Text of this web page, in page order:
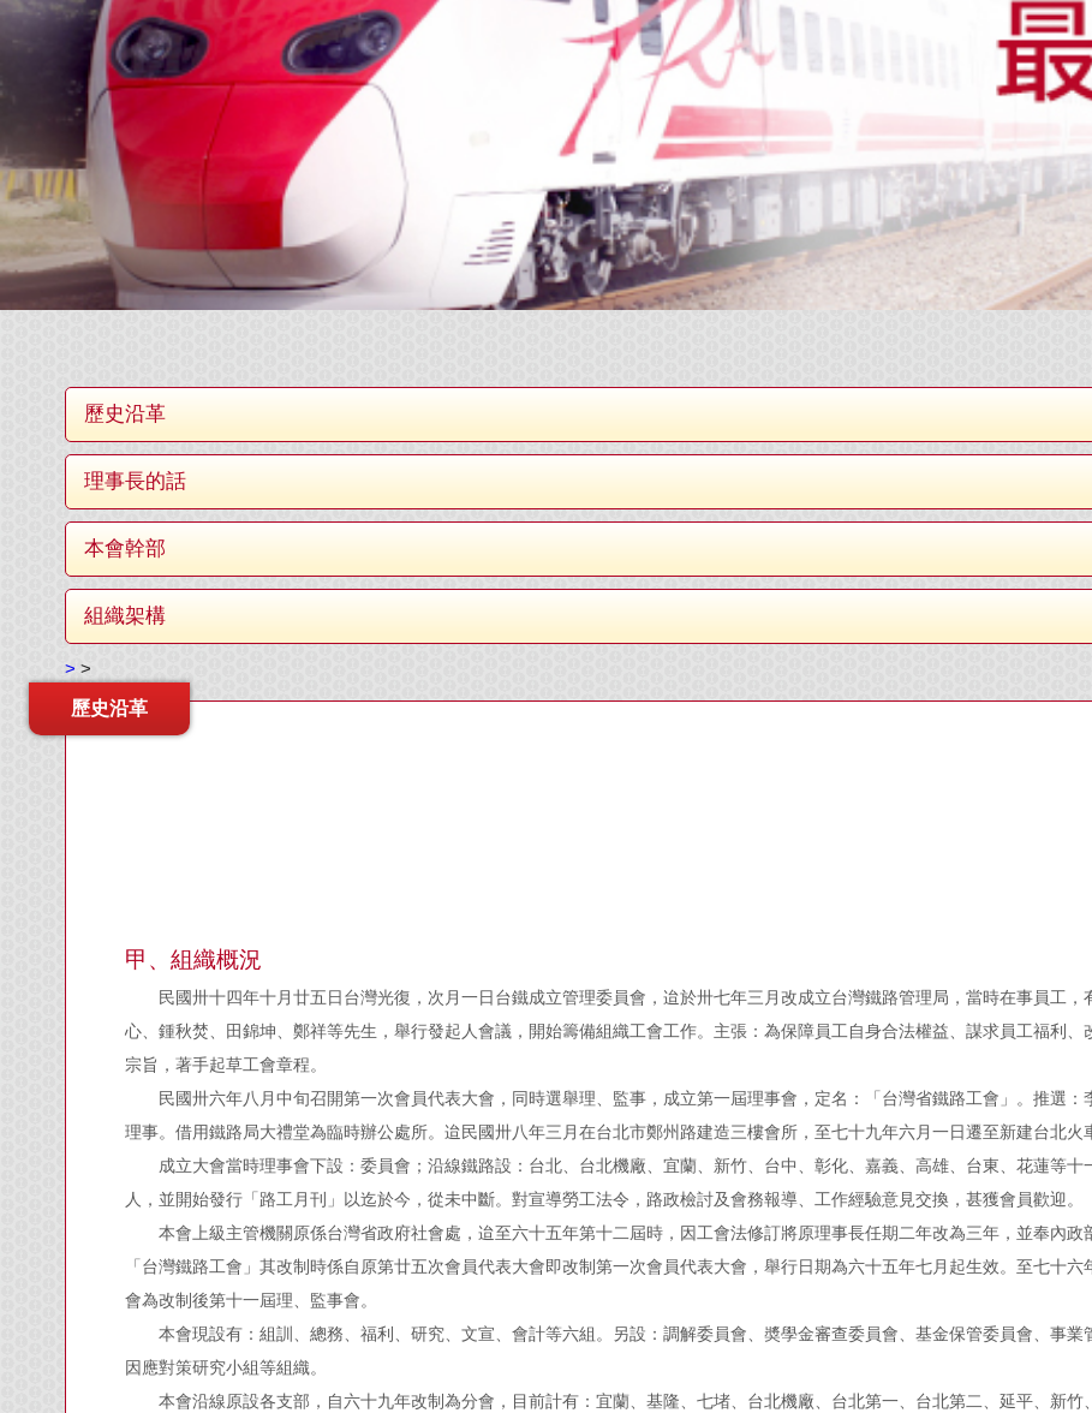
歷史沿革
理事長的話
本會幹部
組織架構
> >
歷史沿革
甲、組織概況
民國卅十四年十月廿五日台灣光復，次月一日台鐵成立管理委員會，迨於卅七年三月改成立台灣鐵路管理局，當時在事員工
心、鍾秋焚、田錦坤、鄭祥等先生，舉行發起人會議，開始籌備組織工會工作。主張：為保障員工自身合法權益、謀求員工福利
宗旨，著手起草工會章程。
民國卅六年八月中旬召開第一次會員代表大會，同時選舉理、監事，成立第一屆理事會，定名：「台灣省鐵路工會」。推選
理事。借用鐵路局大禮堂為臨時辦公處所。迨民國卅八年三月在台北市鄭州路建造三樓會所，至七十九年六月一日遷至新建台北火
成立大會當時理事會下設：委員會；沿線鐵路設：台北、台北機廠、宜蘭、新竹、台中、彰化、嘉義、高雄、台東、花蓮等
人，並開始發行「路工月刊」以迄於今，從未中斷。對宣導勞工法令，路政檢討及會務報導、工作經驗意見交換，甚獲會員歡迎。
本會上級主管機關原係台灣省政府社會處，迨至六十五年第十二屆時，因工會法修訂將原理事長任期二年改為三年，並奉內
「台灣鐵路工會」其改制時係自原第廿五次會員代表大會即改制第一次會員代表大會，舉行日期為六十五年七月起生效。至七十
會為改制後第十一屆理、監事會。
本會現設有：組訓、總務、福利、研究、文宣、會計等六組。另設：調解委員會、奬學金審查委員會、基金保管委員會、事
因應對策研究小組等組織。
本會沿線原設各支部，自六十九年改制為分會，目前計有：宜蘭、基隆、七堵、台北機廠、台北第一、台北第二、延平、新竹